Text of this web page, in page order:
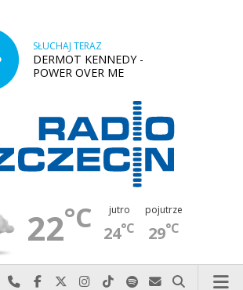
SŁUCHAJ TERAZ
DERMOT KENNEDY -
POWER OVER ME
22°C jutro
24°C
pojutrze
29°C
Najlepiej po prostu do nas zadzwoń
Odwiedź nas na Facebook-u
Odwiedź nas na X
Odwiedź nas na Instagram-ie
Odwiedź nas na TikTok-u
Szukaj nas na Spotify
Wyślij do nas
Szukaj